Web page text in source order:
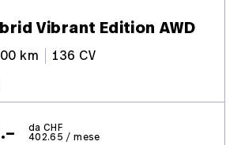
Vibrant Edition AWD
km 136 CV
da CHF
402.65 / mese